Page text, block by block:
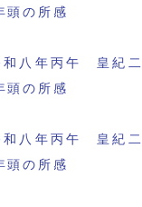
の所感
和八年丙午 皇紀
の所感
和八年丙午 皇紀
の所感